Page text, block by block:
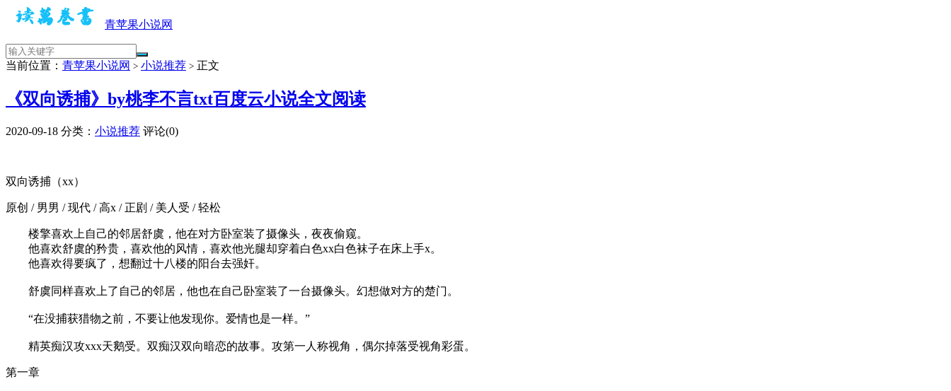
青苹果小说网
当前位置： 青苹果小说网 > 小说推荐 > 正文
《双向诱捕》by桃李不言txt百度云小说全文阅读
2020-09-18 分类： 小说推荐 评论(0)
双向诱捕（xx）
原创 / 男男 / 现代 / 高x / 正剧 / 美人受 / 轻松
楼擎喜欢上自己的邻居舒虞，他在对方卧室装了摄像头，夜夜偷窥。
他喜欢舒虞的矜贵，喜欢他的风情，喜欢他光腿却穿着白色xx白色袜子在床上手x。
他喜欢得要疯了，想翻过十八楼的阳台去强奸。
舒虞同样喜欢上了自己的邻居，他也在自己卧室装了一台摄像头。幻想做对方的楚门。
“在没捕获猎物之前，不要让他发现你。爱情也是一样。”
精英痴汉攻xxx天鹅受。双痴汉双向暗恋的故事。攻第一人称视角，偶尔掉落受视角彩蛋。
第一章